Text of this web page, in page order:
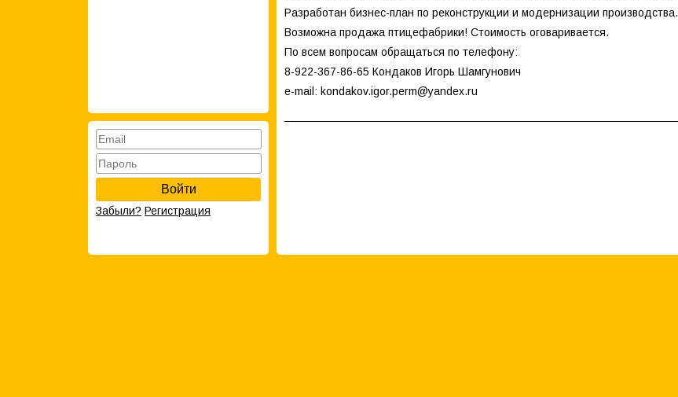
Войти
Забыли? Регистрация
Разработан бизнес-план по реконструкции и модернизации производства.
Возможна продажа птицефабрики! Стоимость оговаривается.
По всем вопросам обращаться по телефону:
8-922-367-86-65 Кондаков Игорь Шамгунович
e-mail: kondakov.igor.perm@yandex.ru